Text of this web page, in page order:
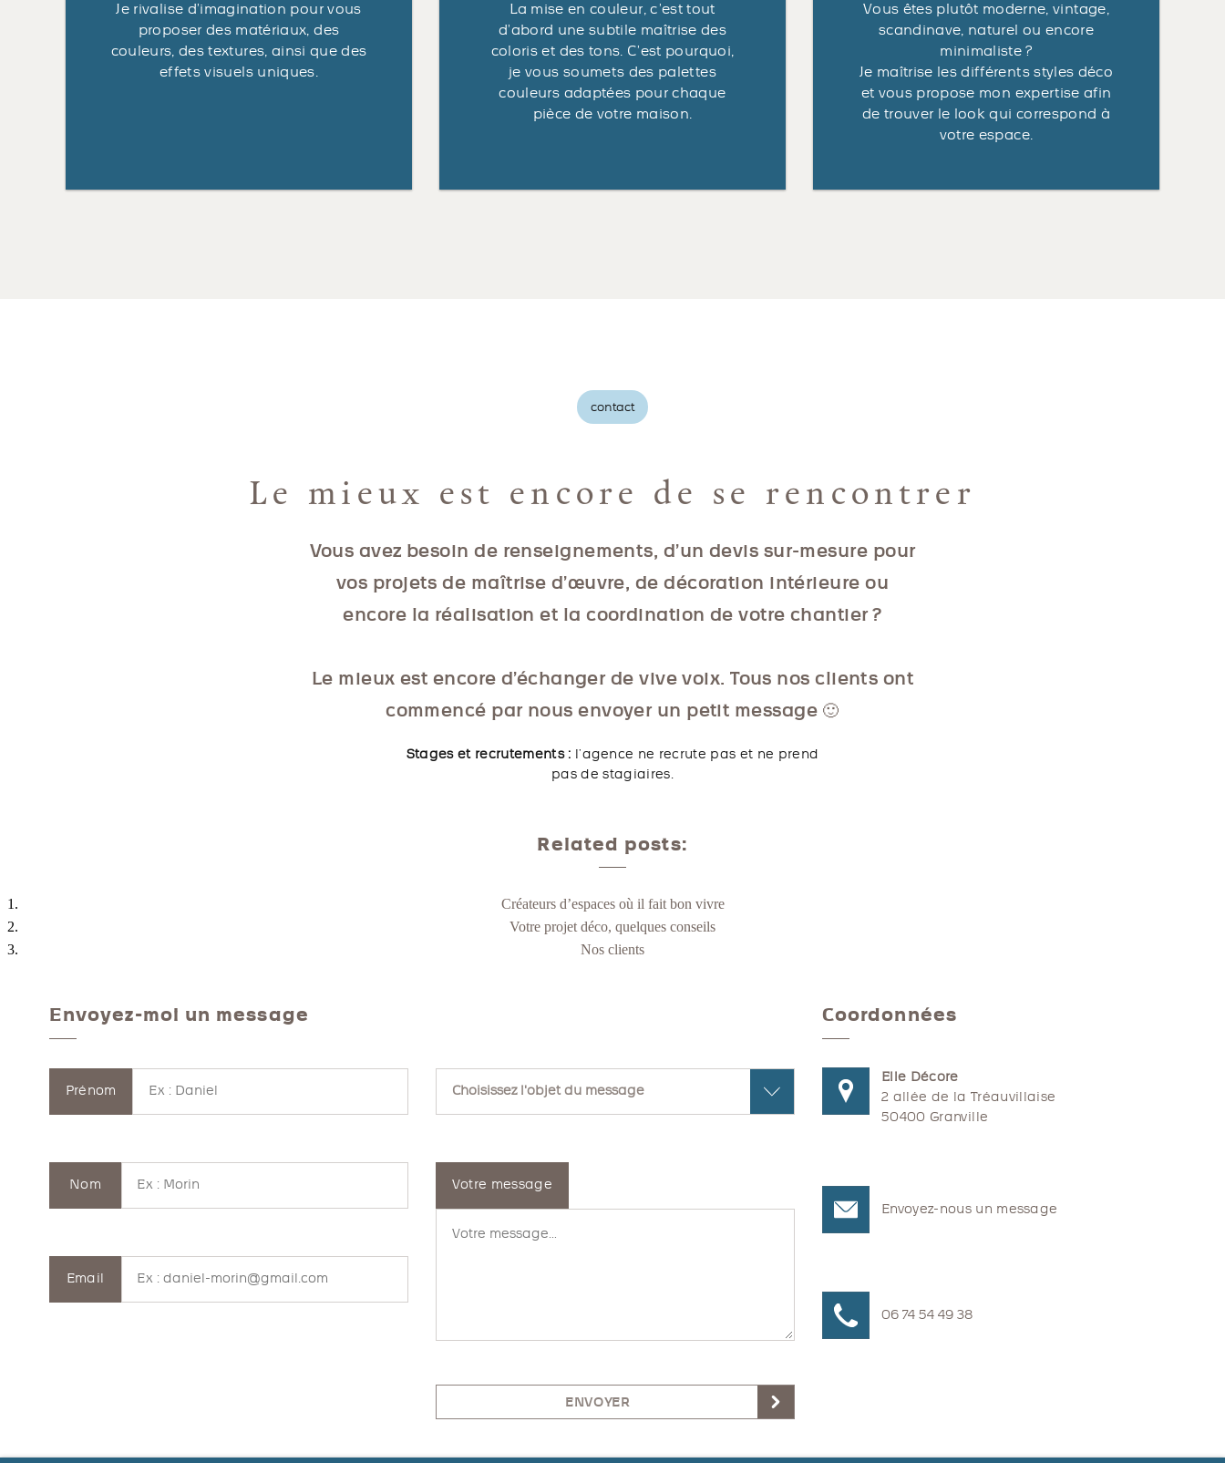
Je rivalise d’imagination pour vous
proposer des matériaux, des
couleurs, des textures, ainsi que des
effets visuels uniques.
La mise en couleur, c’est tout
d’abord une subtile maîtrise des
coloris et des tons. C’est pourquoi,
je vous soumets des palettes
couleurs adaptées pour chaque
pièce de votre maison.
Vous êtes plutôt moderne, vintage,
scandinave, naturel ou encore
minimaliste ?
Je maîtrise les différents styles déco
et vous propose mon expertise afin
de trouver le look qui correspond à
votre espace.
contact
Le mieux est encore de se rencontrer
Vous avez besoin de renseignements, d’un devis sur-mesure pour
vos projets de maîtrise d’œuvre, de décoration intérieure ou
encore la réalisation et la coordination de votre chantier ?
Le mieux est encore d’échanger de vive voix. Tous nos clients ont
commencé par nous envoyer un petit message 🙂
Stages et recrutements : l’agence ne recrute pas et ne prend
pas de stagiaires.
Related posts:
Créateurs d’espaces où il fait bon vivre
Votre projet déco, quelques conseils
Nos clients
Envoyez-moi un message
Prénom
Nom
Email
Votre message
ENVOYER
Coordonnées
Elle Décore
2 allée de la Tréauvillaise
50400 Granville
Envoyez-nous un message
06 74 54 49 38